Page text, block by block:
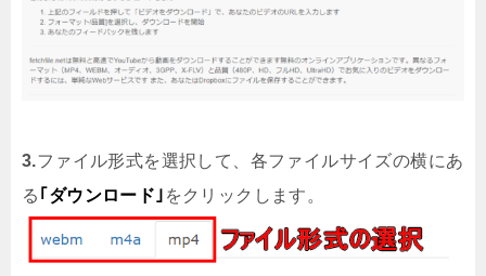
3.ファイル形式を選択して、各ファイルサイズの横にあ
る ｢ダウンロード｣ をクリックします。